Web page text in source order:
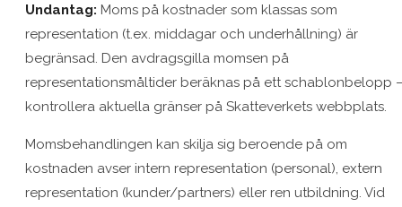
Undantag: Moms på kostnader som klassas som
representation (t.ex. middagar och underhållning) är
begränsad. Den avdragsgilla momsen på
representationsmåltider beräknas på ett schablonbelopp
kontrollera aktuella gränser på Skatteverkets webbplats.
Momsbehandlingen kan skilja sig beroende på om
kostnaden avser intern representation (personal), extern
representation (kunder/partners) eller ren utbildning. Vid